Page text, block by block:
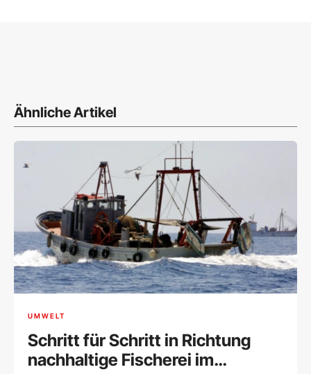
Ähnliche Artikel
UMWELT
Schritt für Schritt in Richtung
nachhaltige Fischerei im